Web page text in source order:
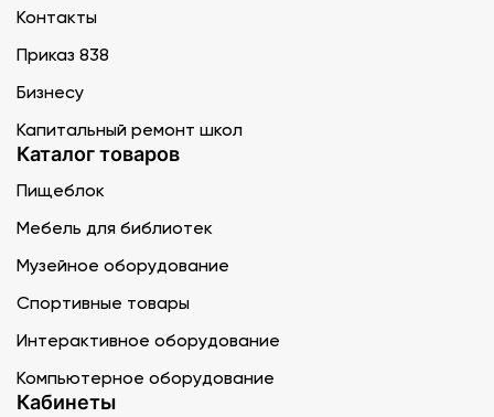
Контакты
Приказ 838
Бизнесу
Капитальный ремонт школ
Каталог товаров
Пищеблок
Мебель для библиотек
Музейное оборудование
Спортивные товары
Интерактивное оборудование
Компьютерное оборудование
Кабинеты